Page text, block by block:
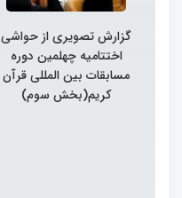
گزارش تصویری از حواشی
اختتامیه چهلمین دوره
مسابقات بین المللی قرآن
کریم(بخش سوم)